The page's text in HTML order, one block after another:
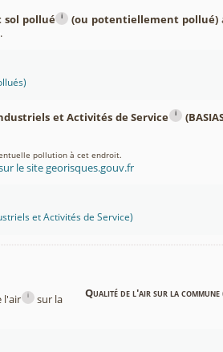
sol pollué i (ou potentiellement pollué)
et Activités de Service i
pollution à cet endroit.
le site georisques.gouv.fr
et Activités de Service)
l'air i
sur la
Qualité de l'air sur la commune